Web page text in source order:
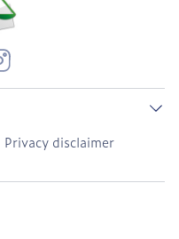
Privacy disclaimer